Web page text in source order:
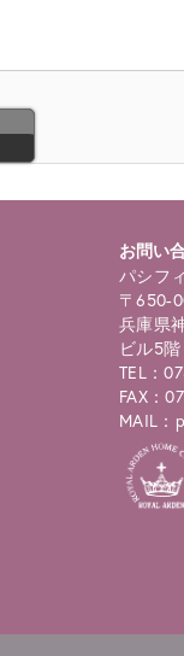
お問い
パシフ
〒650-
兵庫県
ビル5階
TEL：
FAX：
MAIL：